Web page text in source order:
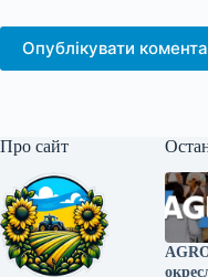
Опублікувати
Про сайт